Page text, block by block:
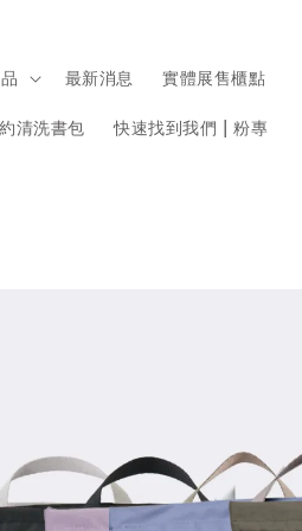
最新消息 實體展售櫃點
清洗書包 快速找到我們 | 粉專